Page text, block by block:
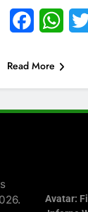
Facebook
Read More
Avatar: